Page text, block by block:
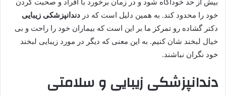
خود را محدود کند. به همین دلیل است که در دندانپزشکی زیبایی
دکتر گشاده رو تمرکز ما بر این است که بیماران خود را راحت و بی
خیال لبخند شان کنیم. به این معنی که دیگر در مورد زیبایی لبخند
خود نگران نباشند.
دندانپزشکی زیبایی و سلامتی